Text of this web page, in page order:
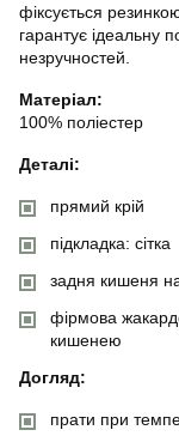
фіксується
гарантує ідеальну
незручностей.
Матеріал:
100% поліестер
Деталі:
прямий крій
підкладка: сітка
задня кишеня
фірмова
кишенею
Догляд:
прати при